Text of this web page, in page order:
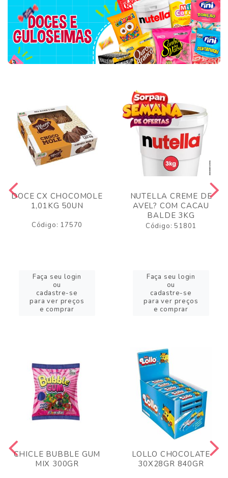
DOCE CX CHOCOMOLE
1,01KG 50UN
Código: 17570
Faça seu login
ou
cadastre-se
para ver preços
e comprar
NUTELLA CREME DE
AVEL? COM CACAU
BALDE 3KG
Código: 51801
Faça seu login
ou
cadastre-se
para ver preços
e comprar
CHICLE BUBBLE GUM
MIX 300GR
LOLLO CHOCOLATE
30X28GR 840GR